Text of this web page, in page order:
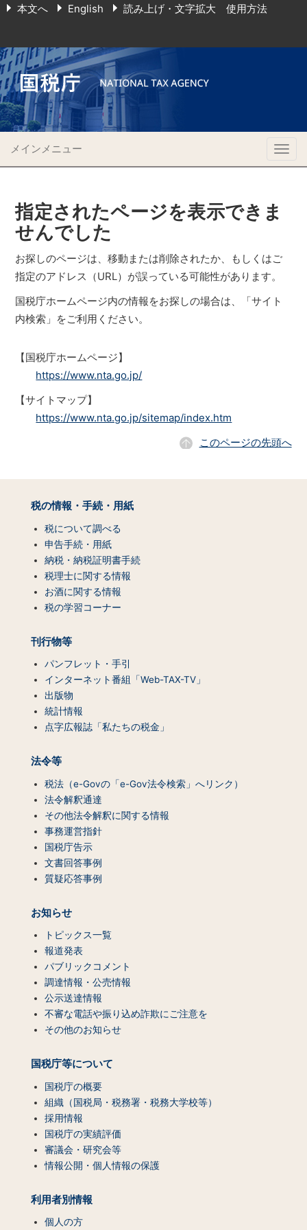
本文へ English 読み上げ・文字拡大 使用方法
メインメニュー
指定されたページを表示できま
せんでした
お探しのページは、移動または削除されたか、もしくはご
指定のアドレス（URL）が誤っている可能性があります。
国税庁ホームページ内の情報をお探しの場合は、「サイト
内検索」をご利用ください。
【国税庁ホームページ】
https://www.nta.go.jp/
【サイトマップ】
https://www.nta.go.jp/sitemap/index.htm
このページの先頭へ
税の情報・手続・用紙
税について調べる
申告手続・用紙
納税・納税証明書手続
税理士に関する情報
お酒に関する情報
税の学習コーナー
刊行物等
パンフレット・手引
インターネット番組「Web-TAX-TV」
出版物
統計情報
点字広報誌「私たちの税金」
法令等
税法（e-Govの「e-Gov法令検索」へリンク）
法令解釈通達
その他法令解釈に関する情報
事務運営指針
国税庁告示
文書回答事例
質疑応答事例
お知らせ
トピックス一覧
報道発表
パブリックコメント
調達情報・公売情報
公示送達情報
不審な電話や振り込め詐欺にご注意を
その他のお知らせ
国税庁等について
国税庁の概要
組織（国税局・税務署・税務大学校等）
採用情報
国税庁の実績評価
審議会・研究会等
情報公開・個人情報の保護
利用者別情報
個人の方